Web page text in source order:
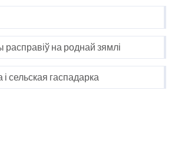
на роднай зямлі
і сельская гаспадарка